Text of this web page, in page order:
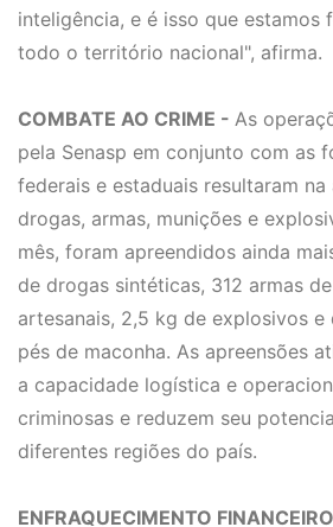
inteligência, e é isso que estamos
todo o território nacional", afirma.
COMBATE AO CRIME - As
pela Senasp em conjunto com as
federais e estaduais resultaram na
drogas, armas, munições e
mês, foram apreendidos ainda
de drogas sintéticas, 312 armas
artesanais, 2,5 kg de explosivos
pés de maconha. As apreensões
a capacidade logística e
criminosas e reduzem seu
diferentes regiões do país.
ENFRAQUECIMENTO